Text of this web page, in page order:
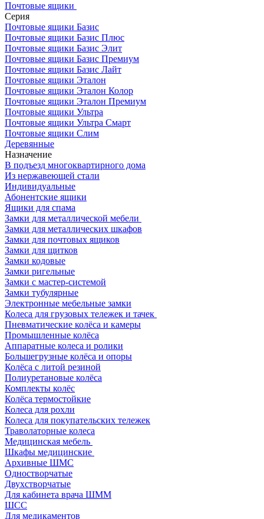
Почтовые ящики
Серия
Почтовые ящики Базис
Почтовые ящики Базис Плюс
Почтовые ящики Базис Элит
Почтовые ящики Базис Премиум
Почтовые ящики Базис Лайт
Почтовые ящики Эталон
Почтовые ящики Эталон Колор
Почтовые ящики Эталон Премиум
Почтовые ящики Ультра
Почтовые ящики Ультра Смарт
Почтовые ящики Слим
Деревянные
Назначение
В подъезд многоквартирного дома
Из нержавеющей стали
Индивидуальные
Абонентские ящики
Ящики для спама
Замки для металлической мебели
Замки для металлических шкафов
Замки для почтовых ящиков
Замки для щитков
Замки кодовые
Замки ригельные
Замки с мастер-системой
Замки тубулярные
Электронные мебельные замки
Колеса для грузовых тележек и тачек
Пневматические колёса и камеры
Промышленные колёса
Аппаратные колеса и ролики
Большегрузные колёса и опоры
Колёса с литой резиной
Полиуретановые колёса
Комплекты колёс
Колёса термостойкие
Колеса для рохли
Колеса для покупательских тележек
Траволаторные колеса
Медицинская мебель
Шкафы медицинские
Архивные ШМС
Одностворчатые
Двухстворчатые
Для кабинета врача ШММ
ШСС
Для медикаментов